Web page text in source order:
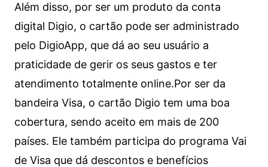
Além disso, por ser um produto da conta
digital Digio, o cartão pode ser administrado
pelo DigioApp, que dá ao seu usuário a
praticidade de gerir os seus gastos e ter
atendimento totalmente online.Por ser da
bandeira Visa, o cartão Digio tem uma boa
cobertura, sendo aceito em mais de 200
países. Ele também participa do programa Vai
de Visa que dá descontos e benefícios